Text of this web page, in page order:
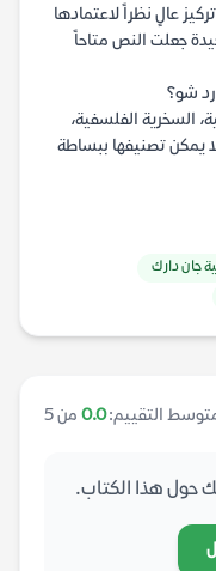
عالٍ نظراً لاعتمادها
جعلت النص متاحاً
شو؟
السخرية الفلسفية،
يمكن تصنيفها ببساطة
جان دارك
التقييم:0.0 من 5
حول هذا الكتاب.